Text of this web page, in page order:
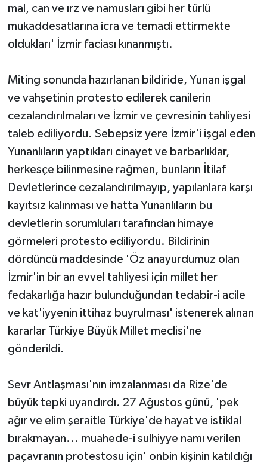
mal, can ve ırz ve namusları gibi her türlü
mukaddesatlarına icra ve temadi ettirmekte
oldukları' İzmir faciası kınanmıştı.
Miting sonunda hazırlanan bildiride, Yunan işgal
ve vahşetinin protesto edilerek canilerin
cezalandırılmaları ve İzmir ve çevresinin tahliyesi
taleb ediliyordu. Sebepsiz yere İzmir'i işgal eden
Yunanlıların yaptıkları cinayet ve barbarlıklar,
herkesçe bilinmesine rağmen, bunların İtilaf
Devletlerince cezalandırılmayıp, yapılanlara karşı
kayıtsız kalınması ve hatta Yunanlıların bu
devletlerin sorumluları tarafından himaye
görmeleri protesto ediliyordu. Bildirinin
dördüncü maddesinde 'Öz anayurdumuz olan
İzmir'in bir an evvel tahliyesi için millet her
fedakarlığa hazır bulunduğundan tedabir-i acile
ve kat'iyyenin ittihaz buyrulması' istenerek alınan
kararlar Türkiye Büyük Millet meclisi'ne
gönderildi.
Sevr Antlaşması'nın imzalanması da Rize'de
büyük tepki uyandırdı. 27 Ağustos günü, 'pek
ağır ve elim şeraitle Türkiye'de hayat ve istiklal
bırakmayan... muahede-i sulhiyye namı verilen
paçavranın protestosu için' onbin kişinin katıldığı